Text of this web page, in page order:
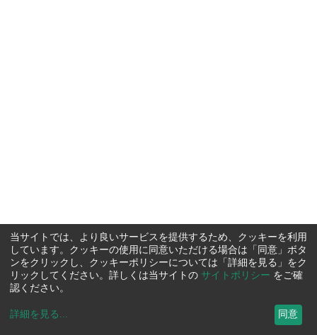
当サイトでは、より良いサービスを提供するため、クッキーを利用
しています。クッキーの使用に同意いただける場合は「同意」ボタ
ンをクリックし、クッキーポリシーについては「詳細を見る」をク
リックしてください。詳しくは当サイトの サイトポリシー をご確
認ください。
詳細を見る ... 同意